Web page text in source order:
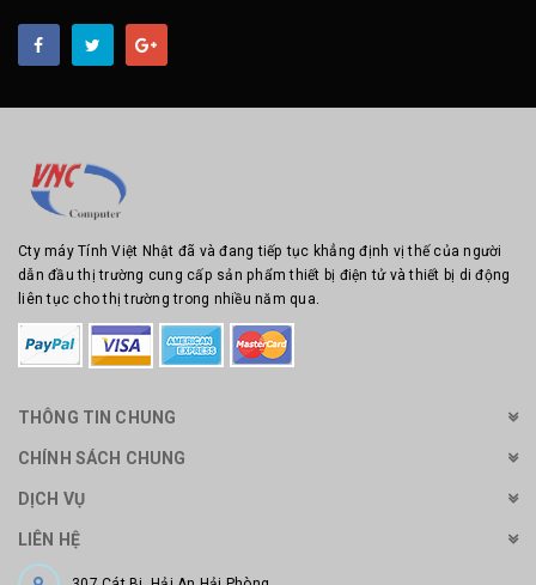
Cty máy Tính Việt Nhật đã và đang tiếp tục khẳng định vị thế của người
dẫn đầu thị trường cung cấp sản phẩm thiết bị điện tử và thiết bị di động
liên tục cho thị trường trong nhiều năm qua.
THÔNG TIN CHUNG
CHÍNH SÁCH CHUNG
DỊCH VỤ
LIÊN HỆ